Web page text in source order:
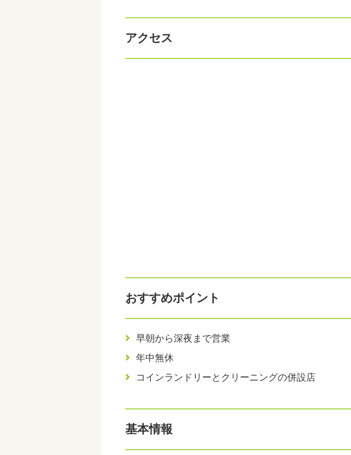
アクセス
おすすめポイント
早朝から深夜まで営業
年中無休
コインランドリーとクリーニングの併設店
基本情報